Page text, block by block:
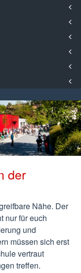
der
Nähe. Der
nur für euch
und
müssen sich erst
vertraut
treffen.